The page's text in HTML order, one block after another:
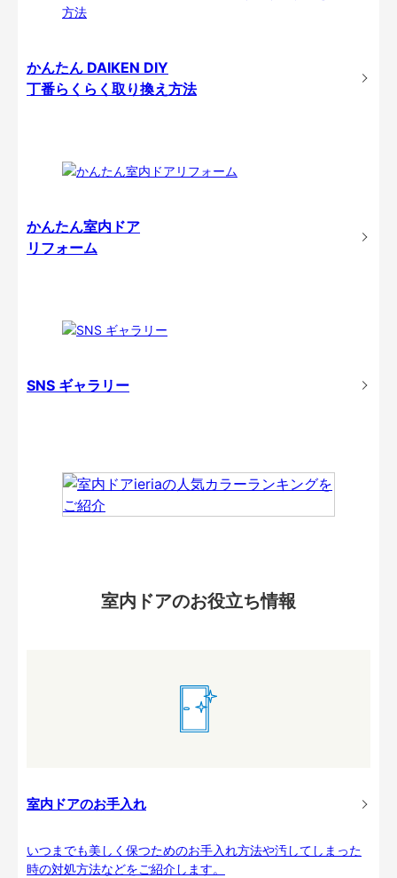
かんたん DAIKEN DIY
丁番らくらく取り換え方法
かんたん室内ドア
リフォーム
SNS ギャラリー
室内ドアのお役立ち情報
室内ドアのお手入れ
いつまでも美しく保つためのお手入れ方法や汚してしまった
時の対処方法などをご紹介します。